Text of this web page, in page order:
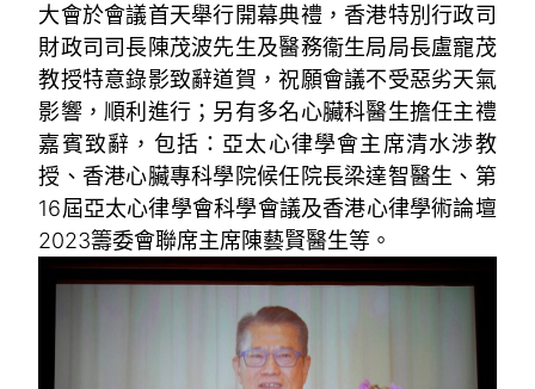
大會於會議首天舉行開幕典禮，香港特別行政司
財政司司長陳茂波先生及醫務衞生局局長盧寵茂
教授特意錄影致辭道賀，祝願會議不受惡劣天氣
影響，順利進行；另有多名心臟科醫生擔任主禮
嘉賓致辭，包括：亞太心律學會主席清水渉教
授、香港心臟專科學院候任院長梁達智醫生、第
16屆亞太心律學會科學會議及香港心律學術論壇
2023籌委會聯席主席陳藝賢醫生等。